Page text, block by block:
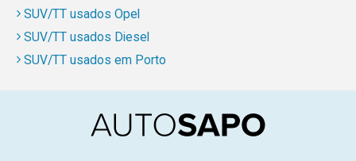
SUV/TT usados Opel
SUV/TT usados Diesel
SUV/TT usados em Porto